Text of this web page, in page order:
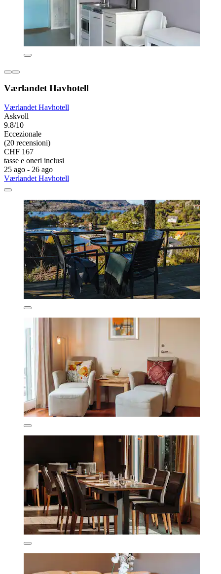
Værlandet Havhotell
Værlandet Havhotell
Askvoll
9.8/10
Eccezionale
(20 recensioni)
CHF 167
tasse e oneri inclusi
25 ago - 26 ago
Værlandet Havhotell